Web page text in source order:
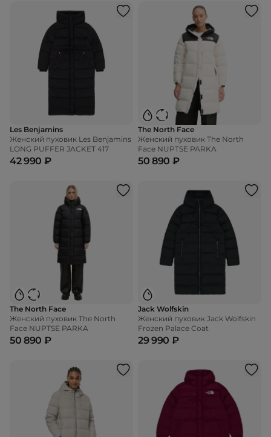
Les Benjamins
Женский пуховик Les Benjamins
LONG PUFFER JACKET 417
42 990 ₽
The North Face
Женский пуховик The North
Face NUPTSE PARKA
50 890 ₽
The North Face
Женский пуховик The North
Face NUPTSE PARKA
50 890 ₽
Jack Wolfskin
Женский пуховик Jack Wolfskin
Frozen Palace Coat
29 990 ₽